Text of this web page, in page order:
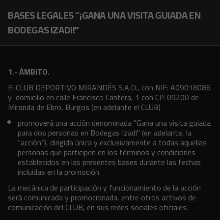
BASES LEGALES "¡GANA UNA VISITA GUIADA EN
BODEGAS IZADI!"
1.- ÁMBITO.
El CLUB DEPORTIVO MIRANDÉS S.A.D., con NIF: A09018086
y domicilio en calle Francisco Cantera, 1 con CP. 09200 de
Miranda de Ebro, Burgos (en adelante el CLUB)
promoverá una acción denominada "Gana una visita guiada
para dos personas en Bodegas Izadi" (en adelante, la
“acción”), dirigida única y exclusivamente a todas aquellas
personas que participen en los términos y condiciones
establecidos en las presentes bases durante las fechas
incluidas en la promoción.
La mecánica de participación y funcionamiento de la acción
será comunicada y promocionada, entre otros activos de
comunicación del CLUB, en sus redes sociales oficiales.